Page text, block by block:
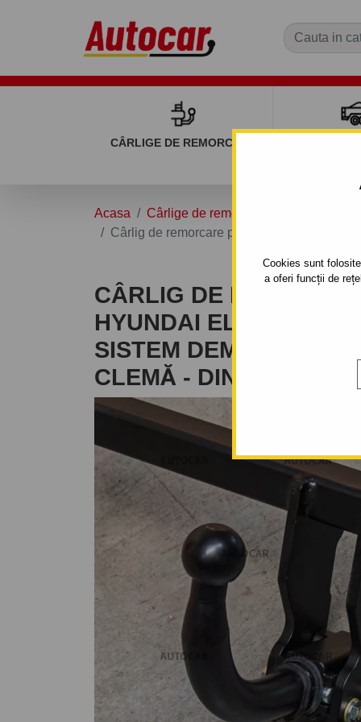
Cookies sunt
a oferi funcții de
CÂRLIGE DE REMORCARE
Acasa Cârlige de remorcare
Cârlig de remorcare pentru HYUNDAI
CÂRLIG DE
HYUNDAI ELANTRA -
SISTEM DEMONTABIL
CLEMĂ - DIN 2000/08